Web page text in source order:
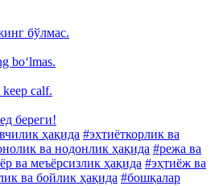
бўлмас.
bo‘lmas.
calf.
береги!
ҳақида #эҳтиёткорлик ва
ва нодонлик ҳақида #режа ва
ва меъёрсизлик ҳақида #эҳтиёж ва
ва бойлик ҳақида #бошқалар